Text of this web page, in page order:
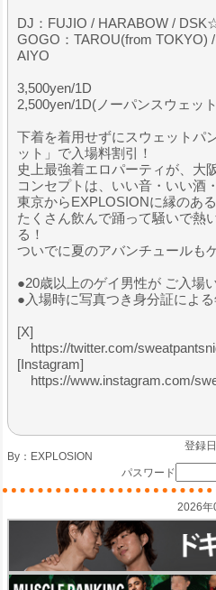
DJ：FUJIO / HARABOW /
GOGO：TAROU(from TOKYO)
AIYO
3,500yen/1D
2,500yen/1D(ノーパンスウェッ
下着を着用せずにスウェットパ
ット」で入場料割引！
史上最強着エロパーティが、大
コンセプトは、いい音・いい酒
東京からEXPLOSIONに縁のあ
たくさん飲んで踊って騒いで熱
る！
ついでに夏のアバンチュールも
●20歳以上のゲイ男性が ご入場
●入場時に写真つき身分証による
[X]
https://twitter.com/
[Instagram]
https://www.instagram.com/
登録
By： EXPLOSION
パスワード
2026年